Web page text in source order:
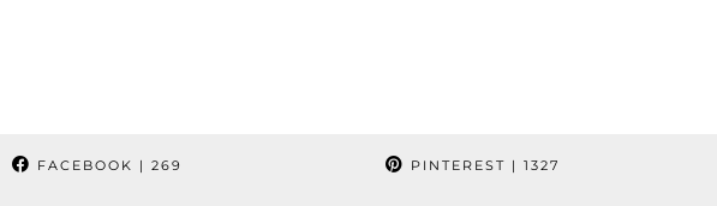
FACEBOOK | 269 PINTEREST | 1327